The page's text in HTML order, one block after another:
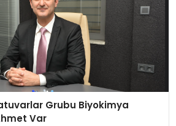
Grubu Biyokimya
Var